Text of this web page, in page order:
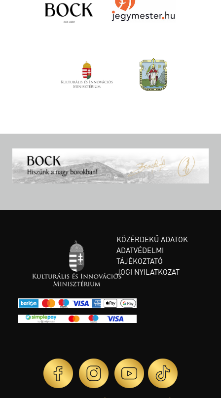
KÖZÉRDEKŰ ADATOK
ADATVÉDELMI
TÁJÉKOZTATÓ
JOGI NYILATKOZAT